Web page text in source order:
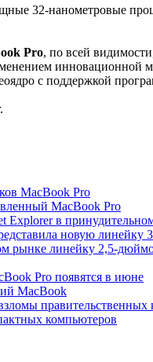
32-нанометровые
Pro, по всей
инновационной
с поддержкой
MacBook Pro
MacBook Pro
Explorer в
новую линейку
рынке линейку 2,5-
Pro появятся в июне
MacBook
правительственных
компьютеров